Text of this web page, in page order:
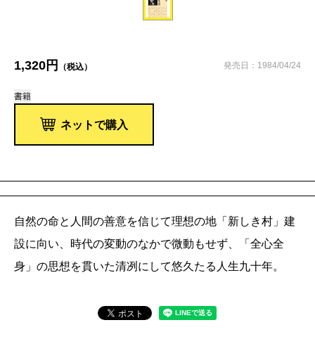
1,320円 （税込） 発売日：1984/04/24
書籍
ネットで購入
自然の命と人間の善意を信じて理想の地「新しき村」建
設に向い、時代の変動のなかで微動もせず、「全心全
身」の思想を貫いた清冽にして悠久たる人生九十年。